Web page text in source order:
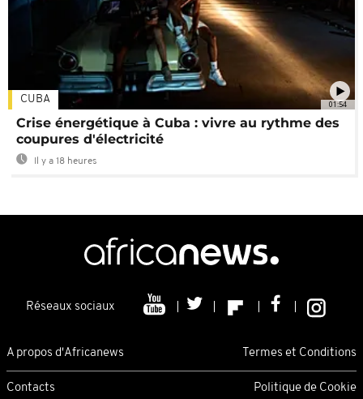
01:54
CUBA
Crise énergétique à Cuba : vivre au rythme des
coupures d'électricité
Il y a 18 heures
Réseaux sociaux
A propos d'Africanews Termes et Conditions
Contacts Politique de Cookie